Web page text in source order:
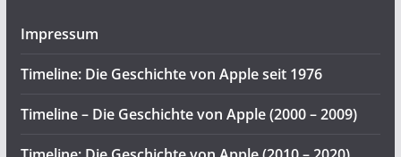
Impressum
Timeline: Die Geschichte von Apple seit 1976
Timeline – Die Geschichte von Apple (2000 – 2009)